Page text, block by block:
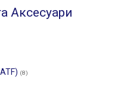
Аксесуари
(8)